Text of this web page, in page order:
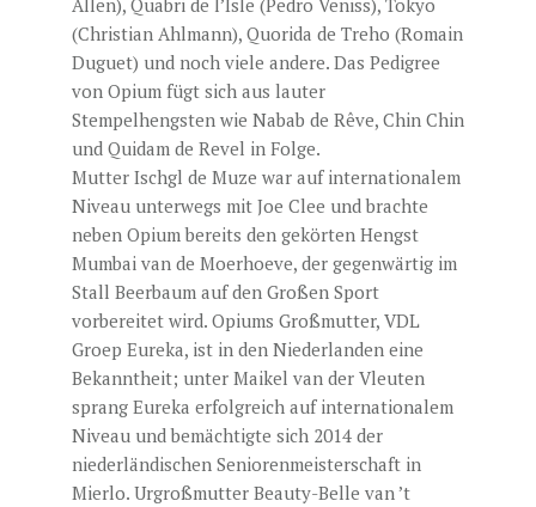
(Christian Ahlmann), Quorida de Treho (Romain
Duguet) und noch viele andere. Das Pedigree
von Opium fügt sich aus lauter
Stempelhengsten wie Nabab de Rêve, Chin Chin
und Quidam de Revel in Folge.
Mutter Ischgl de Muze war auf internationalem
Niveau unterwegs mit Joe Clee und brachte
neben Opium bereits den gekörten Hengst
Mumbai van de Moerhoeve, der gegenwärtig im
Stall Beerbaum auf den Großen Sport
vorbereitet wird. Opiums Großmutter, VDL
Groep Eureka, ist in den Niederlanden eine
Bekanntheit; unter Maikel van der Vleuten
sprang Eureka erfolgreich auf internationalem
Niveau und bemächtigte sich 2014 der
niederländischen Seniorenmeisterschaft in
Mierlo. Urgroßmutter Beauty-Belle van ’t